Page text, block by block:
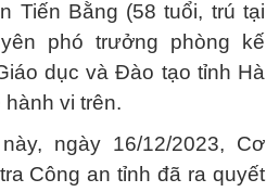
Tiến Bằng (58 tuổi, trú tại
phó trưởng phòng kế
dục và Đào tạo tỉnh Hà
vi trên.
ngày 16/12/2023, Cơ
Công an tỉnh đã ra quyết